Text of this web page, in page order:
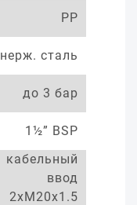
PP
нерж. сталь
до 3 бар
1½” BSP
кабельный
ввод
2xM20x1.5